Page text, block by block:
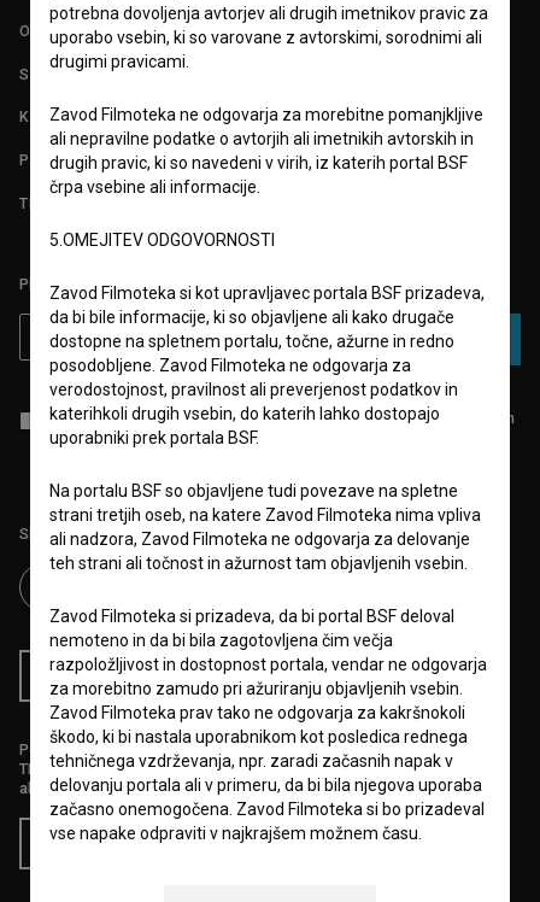
O PROJEKTU
STATISTIKA
KONTAKT
POGOSTA VPRAŠANJA
TEST FUNKCIONALNOSTI
PRIJAVITE SE NA BSF NOVIČNIK:
PRIJAVA
Sprejemam splošne pogoje in dajemsoglasje za zbiranje, hrambo in
obdelavo osebnih podatkov.
Sledite nam na:
RSS novice RSS dogodki
Podprite nas z donacijo na
TRR: SI56 6100 0001 5706 684,
ali s kreditno kartico:
Doniraj
potrebna dovoljenja avtorjev ali drugih imetnikov pravic za
uporabo vsebin, ki so varovane z avtorskimi, sorodnimi ali
drugimi pravicami.
Zavod Filmoteka ne odgovarja za morebitne pomanjkljive
ali nepravilne podatke o avtorjih ali imetnikih avtorskih in
drugih pravic, ki so navedeni v virih, iz katerih portal BSF
črpa vsebine ali informacije.
5.OMEJITEV ODGOVORNOSTI
Zavod Filmoteka si kot upravljavec portala BSF prizadeva,
da bi bile informacije, ki so objavljene ali kako drugače
dostopne na spletnem portalu, točne, ažurne in redno
posodobljene. Zavod Filmoteka ne odgovarja za
verodostojnost, pravilnost ali preverjenost podatkov in
katerihkoli drugih vsebin, do katerih lahko dostopajo
uporabniki prek portala BSF.
Na portalu BSF so objavljene tudi povezave na spletne
strani tretjih oseb, na katere Zavod Filmoteka nima vpliva
ali nadzora, Zavod Filmoteka ne odgovarja za delovanje
teh strani ali točnost in ažurnost tam objavljenih vsebin.
Zavod Filmoteka si prizadeva, da bi portal BSF deloval
nemoteno in da bi bila zagotovljena čim večja
razpoložljivost in dostopnost portala, vendar ne odgovarja
za morebitno zamudo pri ažuriranju objavljenih vsebin.
Zavod Filmoteka prav tako ne odgovarja za kakršnokoli
škodo, ki bi nastala uporabnikom kot posledica rednega
tehničnega vzdrževanja, npr. zaradi začasnih napak v
delovanju portala ali v primeru, da bi bila njegova uporaba
začasno onemogočena. Zavod Filmoteka si bo prizadeval
vse napake odpraviti v najkrajšem možnem času.